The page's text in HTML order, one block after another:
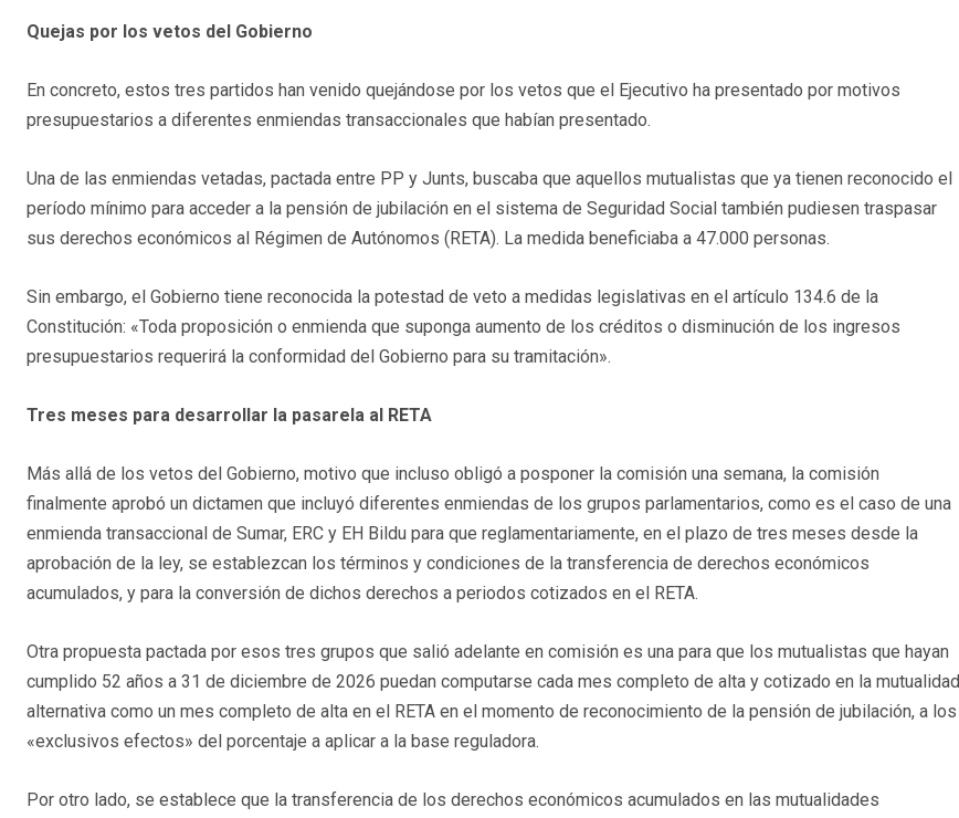
Quejas por los vetos del Gobierno
En concreto, estos tres partidos han venido quejándose por los vetos que el Ejecutivo ha presentado por motivos
presupuestarios a diferentes enmiendas transaccionales que habían presentado.
Una de las enmiendas vetadas, pactada entre PP y Junts, buscaba que aquellos mutualistas que ya tienen reconocido el
período mínimo para acceder a la pensión de jubilación en el sistema de Seguridad Social también pudiesen traspasar
sus derechos económicos al Régimen de Autónomos (RETA). La medida beneficiaba a 47.000 personas.
Sin embargo, el Gobierno tiene reconocida la potestad de veto a medidas legislativas en el artículo 134.6 de la
Constitución: «Toda proposición o enmienda que suponga aumento de los créditos o disminución de los ingresos
presupuestarios requerirá la conformidad del Gobierno para su tramitación».
Tres meses para desarrollar la pasarela al RETA
Más allá de los vetos del Gobierno, motivo que incluso obligó a posponer la comisión una semana, la comisión
finalmente aprobó un dictamen que incluyó diferentes enmiendas de los grupos parlamentarios, como es el caso de una
enmienda transaccional de Sumar, ERC y EH Bildu para que reglamentariamente, en el plazo de tres meses desde la
aprobación de la ley, se establezcan los términos y condiciones de la transferencia de derechos económicos
acumulados, y para la conversión de dichos derechos a periodos cotizados en el RETA.
Otra propuesta pactada por esos tres grupos que salió adelante en comisión es una para que los mutualistas que hayan
cumplido 52 años a 31 de diciembre de 2026 puedan computarse cada mes completo de alta y cotizado en la mutualidad
alternativa como un mes completo de alta en el RETA en el momento de reconocimiento de la pensión de jubilación, a los
«exclusivos efectos» del porcentaje a aplicar a la base reguladora.
Por otro lado, se establece que la transferencia de los derechos económicos acumulados en las mutualidades